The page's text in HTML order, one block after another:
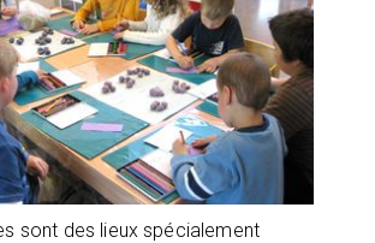
sont des lieux spécialement